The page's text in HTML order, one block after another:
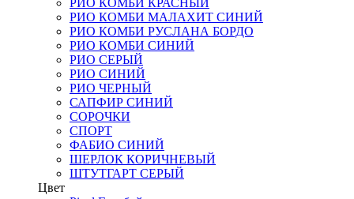
РИО КОМБИ КРАСНЫЙ
РИО КОМБИ МАЛАХИТ СИНИЙ
РИО КОМБИ РУСЛАНА БОРДО
РИО КОМБИ СИНИЙ
РИО СЕРЫЙ
РИО СИНИЙ
РИО ЧЕРНЫЙ
САПФИР СИНИЙ
СОРОЧКИ
СПОРТ
ФАБИО СИНИЙ
ШЕРЛОК КОРИЧНЕВЫЙ
ШТУТГАРТ СЕРЫЙ
Цвет